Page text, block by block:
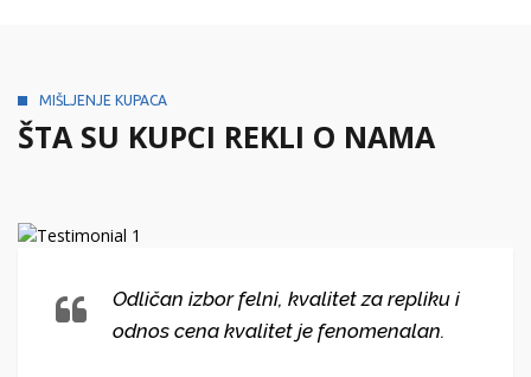
MIŠLJENJE KUPACA
ŠTA SU KUPCI REKLI O NAMA
Odličan izbor felni, kvalitet za repliku i
odnos cena kvalitet je fenomenalan.